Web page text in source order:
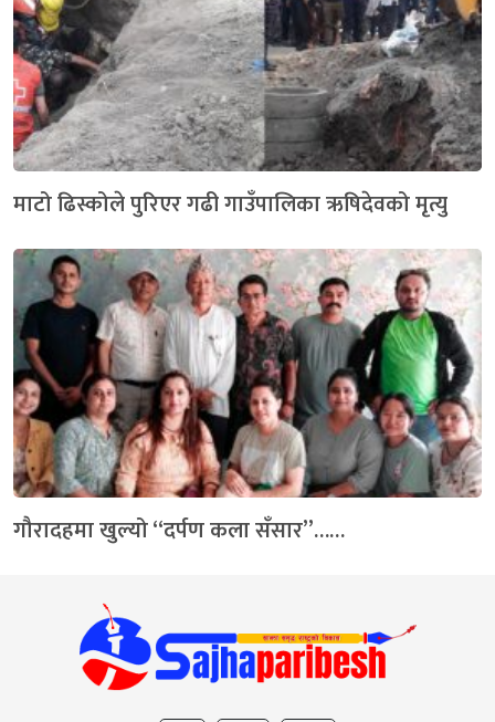
माटो ढिस्कोले पुरिएर गढी गाउँपालिका ऋषिदेवको मृत्यु
गौरादहमा खुल्यो “दर्पण कला सँसार”……